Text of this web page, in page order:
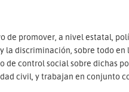
de promover, a nivel estatal,
la discriminación, sobre todo en
de control social sobre dichas
civil, y trabajan en conjunto